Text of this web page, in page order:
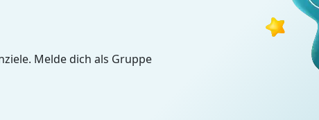
Melde dich als Gruppe